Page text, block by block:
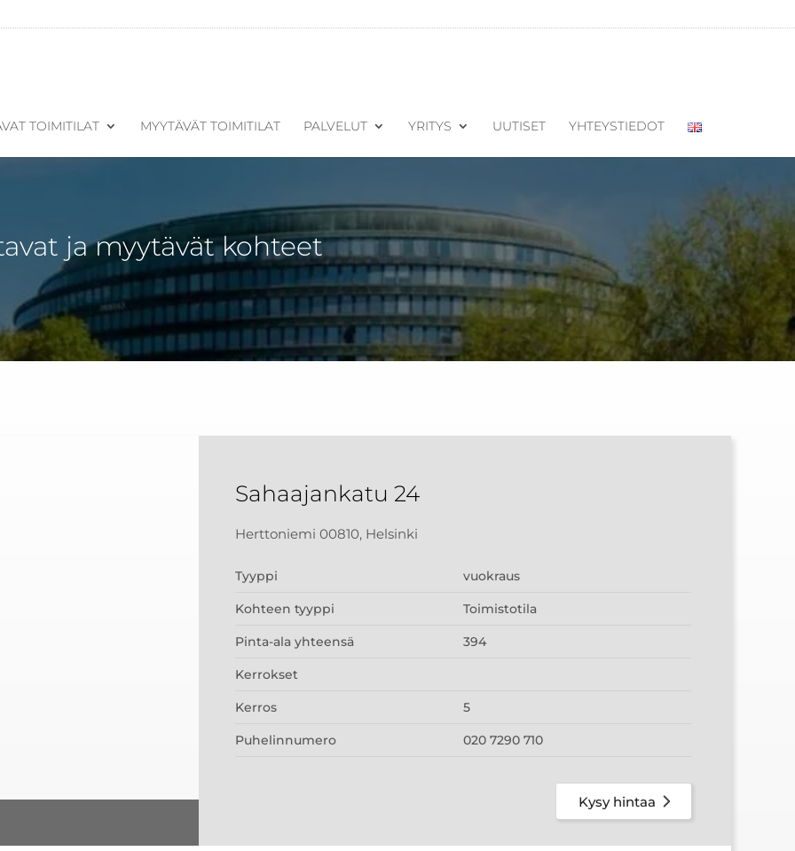
TOIMITILAT MYYTÄVÄT TOIMITILAT PALVELUT YRITYS UUTISET YHTEYSTIEDOT
ja myytävät kohteet
Sahaajankatu 24
Herttoniemi 00810, Helsinki
Tyyppi vuokraus
Kohteen tyyppi Toimistotila
Pinta-ala yhteensä 394
Kerrokset
Kerros 5
Puhelinnumero 020 7290 710
Kysy hintaa